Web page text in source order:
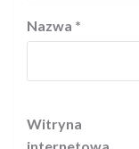
Nazwa *
Witryna